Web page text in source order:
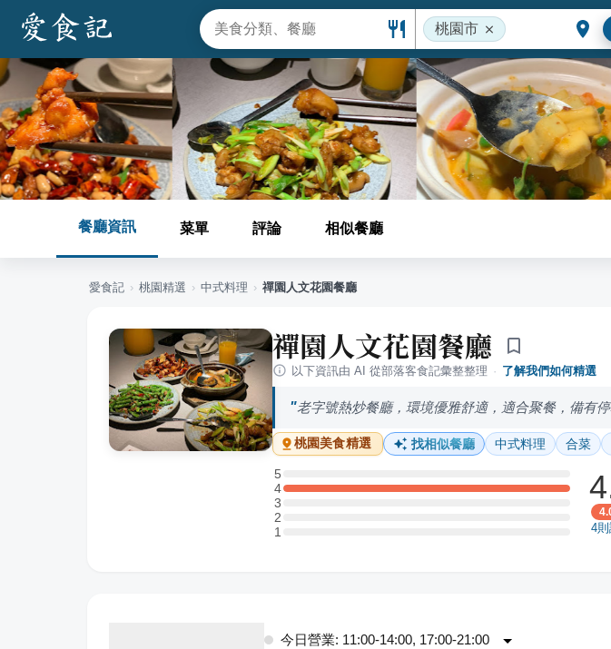
桃園市
餐廳資訊 菜單 評論 相似餐廳
愛食記 › 桃園精選 › 中式料理 › 禪園人文花園餐廳
禪園人文花園餐廳
以下資訊由 AI 從部落客食記彙整整理 · 了解我們如何精選
老字號熱炒餐廳，環境優雅舒適，適合聚餐，備有停
桃園美食精選 找相似餐廳 中式料理 合菜
5
5 星：0 則評論
4
4 星：2 則評論
3
3 星：0 則評論
2
2 星：0 則評論
11 星：0 則評論
4
今日營業: 11:00-14:00, 17:00-21:00